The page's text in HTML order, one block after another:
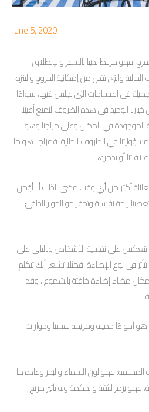
June 5, 2020
فهو مرتبط لدينا بالسفر والإنطلاق
والتي تقلل من إمكانية الخروج والتنزه،
جميلة في المساحات التي نجلس فيها، سواءًا
خيارنا الوحيد في هذه الظروف لنمتع أعيننا
في المكان وعلى مزاجنا وهو
في الظروف الحالية، فمزاجنا هو ما
أو يدمرها.
أكثر من أي وقت مضى، لذلك أنا أؤمن
راحة نفسية وتحفز جو الحوار الدافئ
على نفسية الأشخاص وبالتالي على
في نوع الإضاءة، فمثلا تشعر أنك تتكلم
مضاء إضاءة خافتة بالشموع ، وقد
هو أجواءًا جميلة ومريحة نفسيا وحوارات
المختلفة: فهو لون السماء والبحر وعادة ما
يرمز للثقة والحكمة وله تأثير مريح